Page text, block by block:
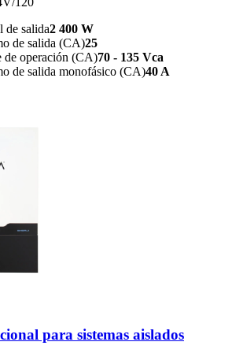
de salida2 400 W
de salida (CA)25
de operación (CA)70 - 135 Vca
de salida monofásico (CA)40 A
para sistemas aislados